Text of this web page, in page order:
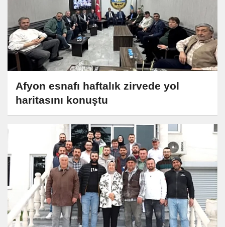
Afyon esnafı haftalık zirvede yol
haritasını konuştu